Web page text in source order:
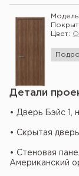
Модель:
Цвет:
Детали
• Дверь Бэйс 1,
• Скрытая
• Стеновая
Американский